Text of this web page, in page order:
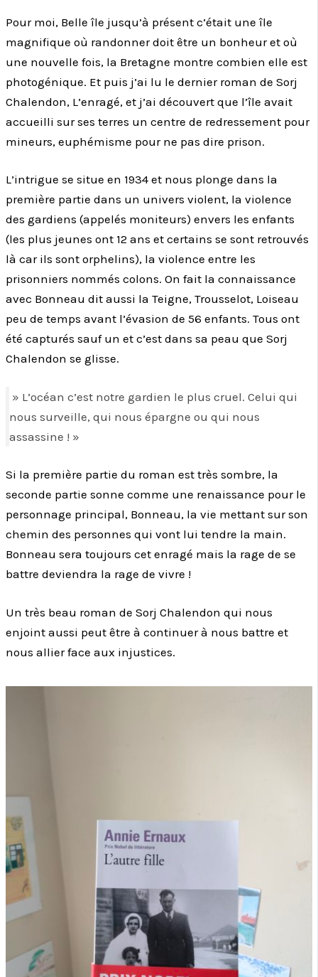
Pour moi, Belle île jusqu’à présent c’était une île
magnifique où randonner doit être un bonheur et où
une nouvelle fois, la Bretagne montre combien elle est
photogénique. Et puis j’ai lu le dernier roman de Sorj
Chalendon, L’enragé, et j’ai découvert que l’île avait
accueilli sur ses terres un centre de redressement pour
mineurs, euphémisme pour ne pas dire prison.
L’intrigue se situe en 1934 et nous plonge dans la
première partie dans un univers violent, la violence
des gardiens (appelés moniteurs) envers les enfants
(les plus jeunes ont 12 ans et certains se sont retrouvés
là car ils sont orphelins), la violence entre les
prisonniers nommés colons. On fait la connaissance
avec Bonneau dit aussi la Teigne, Trousselot, Loiseau
peu de temps avant l’évasion de 56 enfants. Tous ont
été capturés sauf un et c’est dans sa peau que Sorj
Chalendon se glisse.
» L’océan c’est notre gardien le plus cruel. Celui qui
nous surveille, qui nous épargne ou qui nous
assassine ! »
Si la première partie du roman est très sombre, la
seconde partie sonne comme une renaissance pour le
personnage principal, Bonneau, la vie mettant sur son
chemin des personnes qui vont lui tendre la main.
Bonneau sera toujours cet enragé mais la rage de se
battre deviendra la rage de vivre !
Un très beau roman de Sorj Chalendon qui nous
enjoint aussi peut être à continuer à nous battre et
nous allier face aux injustices.